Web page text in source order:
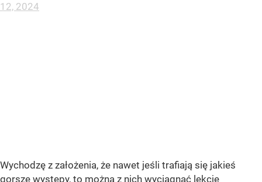
12, 2024
Wychodzę z założenia, że nawet jeśli trafiają się jakieś
gorsze występy, to można z nich wyciągnąć lekcje